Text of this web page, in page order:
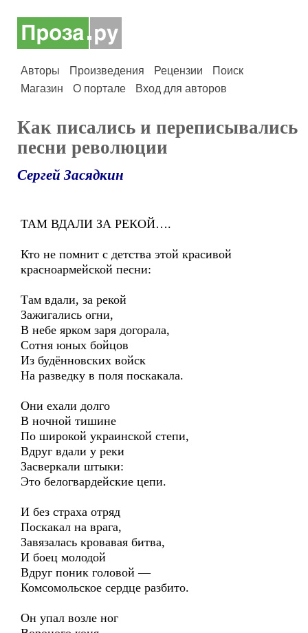
Авторы Произведения Рецензии
Поиск
Магазин
О портале Вход для авторов
Как писались и переписывались
песни революции
Сергей Засядкин
ТАМ ВДАЛИ ЗА РЕКОЙ….
Кто не помнит с детства этой красивой
красноармейской песни:
Там вдали, за рекой
Зажигались огни,
В небе ярком заря догорала,
Сотня юных бойцов
Из будённовских войск
На разведку в поля поскакала.
Они ехали долго
В ночной тишине
По широкой украинской степи,
Вдруг вдали у реки
Засверкали штыки:
Это белогвардейские цепи.
И без страха отряд
Поскакал на врага,
Завязалась кровавая битва,
И боец молодой
Вдруг поник головой —
Комсомольское сердце разбито.
Он упал возле ног